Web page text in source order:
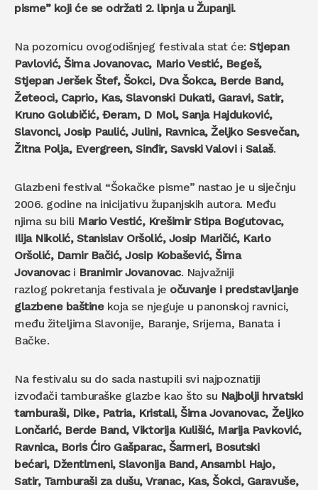
pisme” koji će se održati 2. lipnja u Županji.
Na pozornicu ovogodišnjeg festivala stat će:Stjepan
Pavlović, Šima Jovanovac, Mario Vestić, Begeš,
Stjepan Jeršek Štef, Šokci, Dva Šokca, Berde Band,
Žeteoci, Caprio, Kas, Slavonski Dukati, Garavi, Satir,
Kruno Golubičić, Đeram, D Mol, Sanja Hajduković,
Slavonci, Josip Paulić, Julini, Ravnica, Željko Sesvečan,
Žitna Polja, Evergreen, Sinđir, Savski Valovii Salaš.
Glazbeni festival “Šokačke pisme” nastao je u siječnju
2006. godine na inicijativu županjskih autora. Među
njima su bili Mario Vestić, Krešimir Stipa Bogutovac,
Ilija Nikolić, Stanislav Oršolić, Josip Maričić, Karlo
Oršolić, Damir Bačić, Josip Kobašević, Šima
Jovanovac i Branimir Jovanovac. Najvažniji
razlog pokretanja festivala je očuvanje i predstavljanje
glazbene baštinekoja se njeguje u panonskoj ravnici,
među žiteljima Slavonije, Baranje, Srijema, Banata i
Bačke.
Na festivalu su do sada nastupili svi najpoznatiji
izvođači tamburaške glazbe kao što su Najbolji hrvatski
tamburaši, Dike, Patria, Kristali, Šima Jovanovac, Željko
Lončarić, Berde Band, Viktorija Kulišić, Marija Pavković,
Ravnica, Boris Ćiro Gašparac, Šarmeri, Bosutski
bećari, Džentlmeni, Slavonija Band, Ansambl Hajo,
Satir, Tamburaši za dušu, Vranac, Kas, Šokci, Garavuše,